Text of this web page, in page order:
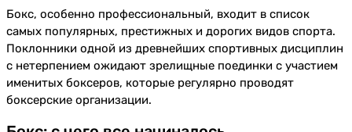
Бокс, особенно профессиональный, входит в список
самых популярных, престижных и дорогих видов спорта.
Поклонники одной из древнейших спортивных дисциплин
с нетерпением ожидают зрелищные поединки с участием
именитых боксеров, которые регулярно проводят
боксерские организации.